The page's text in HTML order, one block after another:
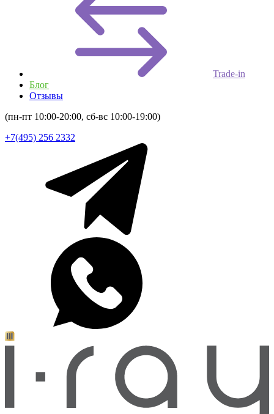
Trade-in
Блог
Отзывы
(пн-пт 10:00-20:00, сб-вс 10:00-19:00)
+7(495) 256 2332